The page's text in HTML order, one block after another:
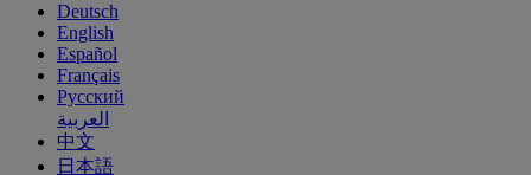
Deutsch
English
Español
Français
Русский
العربية
中文
日本語